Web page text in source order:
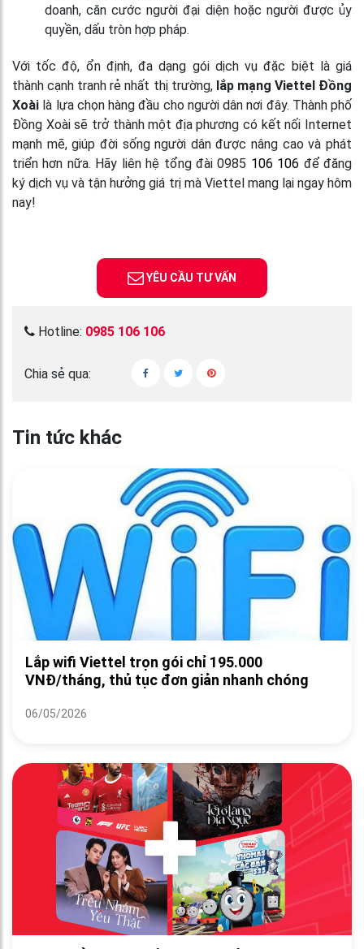
doanh, căn cước người đại diện hoặc người được ủy
quyền, dấu tròn hợp pháp.
Với tốc độ, ổn định, đa dạng gói dịch vụ đặc biệt là giá
thành cạnh tranh rẻ nhất thị trường, lắp mạng Viettel Đồng
Xoài là lựa chọn hàng đầu cho người dân nơi đây. Thành phố
Đồng Xoài sẽ trở thành một địa phương có kết nối Internet
mạnh mẽ, giúp đời sống người dân được nâng cao và phát
triển hơn nữa. Hãy liên hệ tổng đài 0985 106 106 để đăng
ký dịch vụ và tận hưởng giá trị mà Viettel mang lại ngay hôm
nay!
YÊU CẦU TƯ VẤN
Hotline: 0985 106 106
Chia sẻ qua:
Tin tức khác
Lắp wifi Viettel trọn gói chỉ 195.000
VNĐ/tháng, thủ tục đơn giản nhanh chóng
06/05/2026